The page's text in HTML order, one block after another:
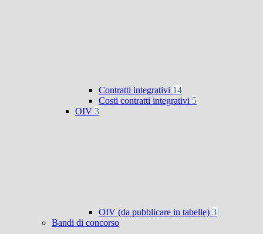
Contratti integrativi 14
Costi contratti integrativi 5
OIV 3
OIV (da pubblicare in tabelle) 3
Bandi di concorso